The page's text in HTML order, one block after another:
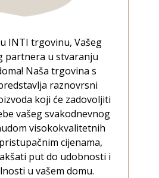
INTI trgovinu, Vašeg
partnera u stvaranju
Naša trgovina s
raznovrsni
koji će zadovoljiti
vašeg svakodnevnog
visokokvalitetnih
cijenama,
put do udobnosti i
u vašem domu.